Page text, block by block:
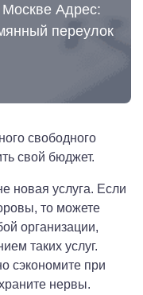
Адрес:
переулок
свободного
свой бюджет.
новая услуга. Если
то можете
организации,
таких услуг.
сэкономите при
нервы.